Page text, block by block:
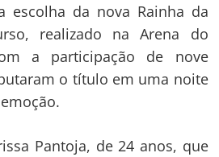
escolha da nova Rainha da
realizado na Arena do
a participação de nove
o título em uma noite
Pantoja, de 24 anos, que